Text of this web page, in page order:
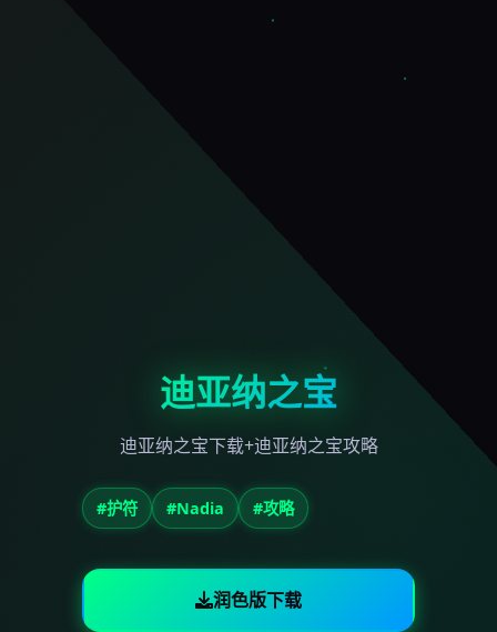
迪亚纳之宝
迪亚纳之宝下载+迪亚纳之宝攻略
#护符 #Nadia #攻略
润色版下载